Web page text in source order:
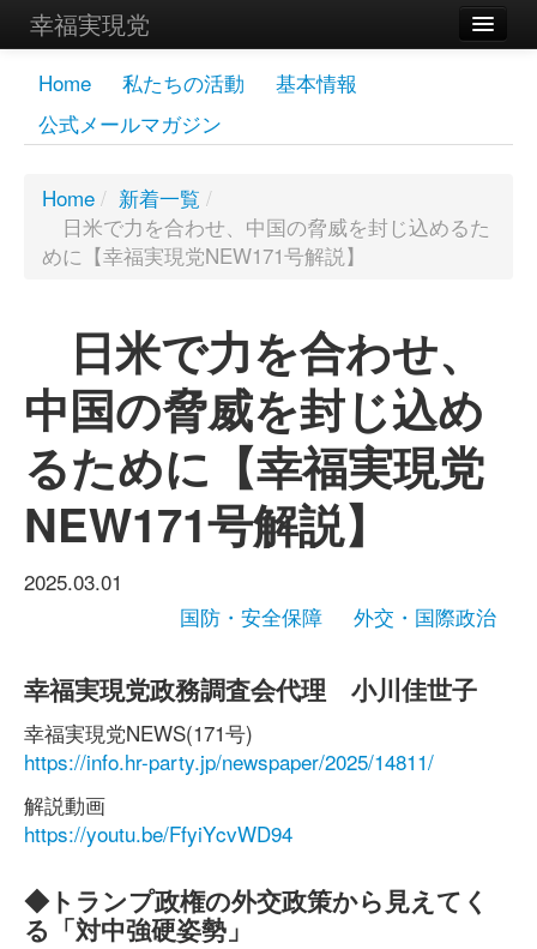
幸福実現党
メンバーズページ
党員
お問い合わせ
Home 私たちの活動
基本情報
公式メールマガジン
Home / 新着一覧 /
日米で力を合わせ、中国の脅威を封じ込めるた
めに【幸福実現党NEW171号解説】
日米で力を合わせ、
中国の脅威を封じ込め
るために【幸福実現党
NEW171号解説】
2025.03.01
国防・安全保障
外交・国際政治
幸福実現党政務調査会代理 小川佳世子
幸福実現党NEWS(171号)
https://info.hr-party.jp/newspaper/2025/14811/
解説動画
https://youtu.be/FfyiYcvWD94
◆トランプ政権の外交政策から見えてく
る「対中強硬姿勢」